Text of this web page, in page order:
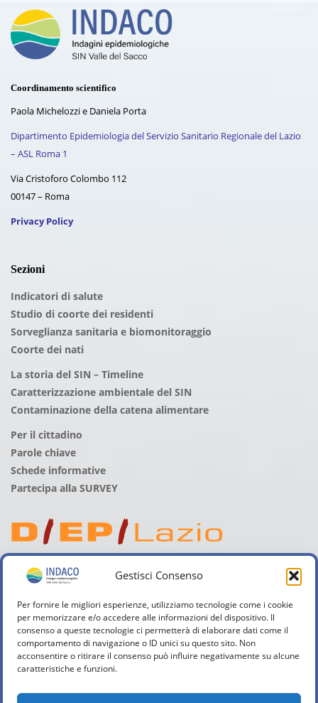
Gestisci Consenso
Per fornire le migliori esperienze, utilizziamo tecnologie come i cookie
per memorizzare e/o accedere alle informazioni del dispositivo. Il
consenso a queste tecnologie ci permetterà di elaborare dati come il
comportamento di navigazione o ID unici su questo sito. Non
acconsentire o ritirare il consenso può influire negativamente su alcune
caratteristiche e funzioni.
Coordinamento scientifico
Paola Michelozzi e Daniela Porta
Dipartimento Epidemiologia del Servizio Sanitario Regionale del Lazio
– ASL Roma 1
Via Cristoforo Colombo 112
00147 – Roma
Privacy Policy
Sezioni
Indicatori di salute
Studio di coorte dei residenti
Sorveglianza sanitaria e biomonitoraggio
Coorte dei nati
La storia del SIN – Timeline
Caratterizzazione ambientale del SIN
Contaminazione della catena alimentare
Per il cittadino
Parole chiave
Schede informative
Partecipa alla SURVEY